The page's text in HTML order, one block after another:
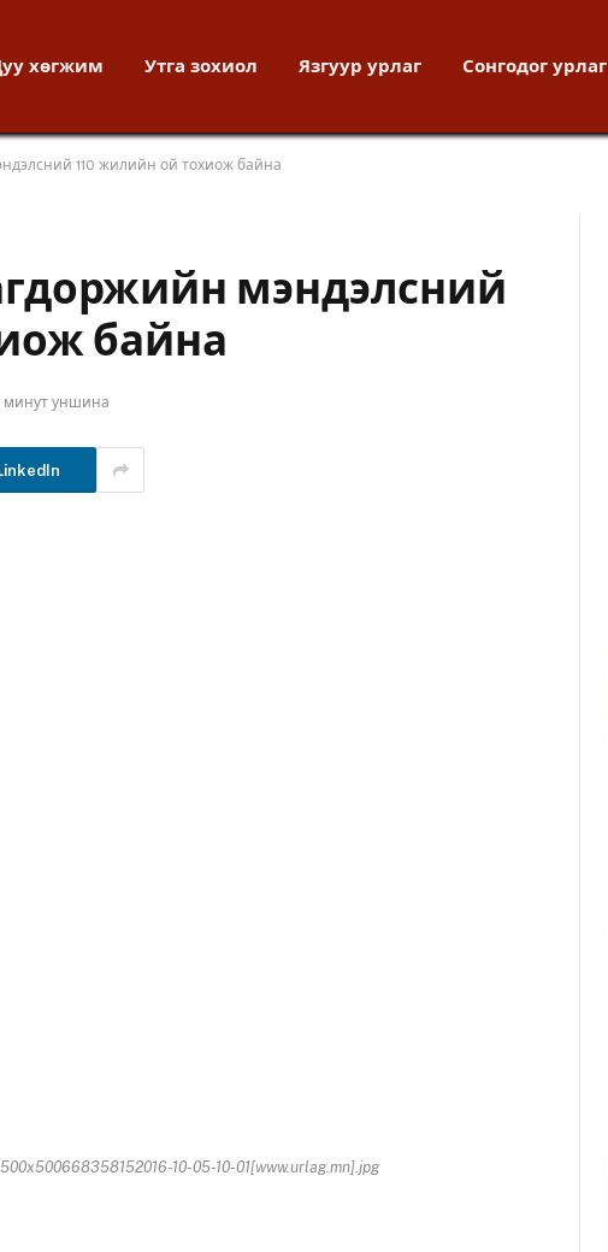
хөгжим Утга зохиол Язгуур урлаг Сонгодог урлаг
110 жилийн ой тохиож байна
мэндэлсний
байна
минут уншина
10-05-10-01[www.urlag.mn].jpg